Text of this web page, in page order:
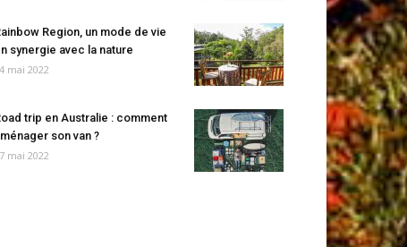
Region, un mode de vie
synergie avec la nature
mai 2022
trip en Australie : comment
son van ?
mai 2022